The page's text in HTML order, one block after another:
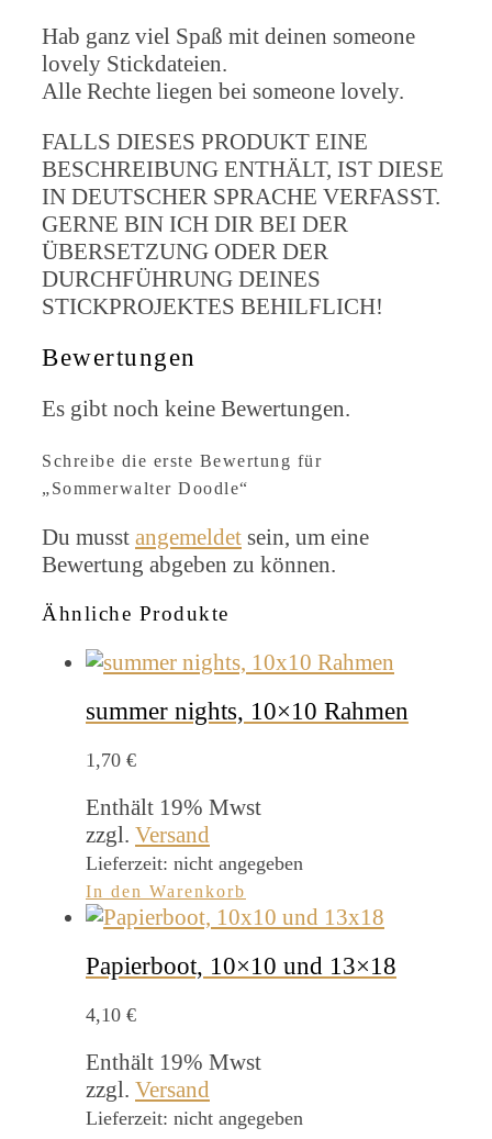
Hab ganz viel Spaß mit deinen someone
lovely Stickdateien.
Alle Rechte liegen bei someone lovely.
FALLS DIESES PRODUKT EINE
BESCHREIBUNG ENTHÄLT, IST DIESE
IN DEUTSCHER SPRACHE VERFASST.
GERNE BIN ICH DIR BEI DER
ÜBERSETZUNG ODER DER
DURCHFÜHRUNG DEINES
STICKPROJEKTES BEHILFLICH!
Bewertungen
Es gibt noch keine Bewertungen.
Schreibe die erste Bewertung für
„Sommerwalter Doodle“
Du musst angemeldet sein, um eine
Bewertung abgeben zu können.
Ähnliche Produkte
summer nights, 10×10 Rahmen
1,70 €
Enthält 19% Mwst
zzgl. Versand
Lieferzeit: nicht angegeben
In den Warenkorb
Papierboot, 10×10 und 13×18
4,10 €
Enthält 19% Mwst
zzgl. Versand
Lieferzeit: nicht angegeben